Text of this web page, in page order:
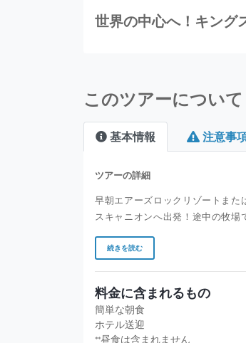
世界の中心へ！キング
このツアーについて
基本情報 注意事
ツアーの詳細
早朝エアーズロックリゾートま
スキャニオンへ出発！途中の牧場
続きを読む
料金に含まれるもの
簡単な朝食
ホテル送迎
**昼食は含まれません